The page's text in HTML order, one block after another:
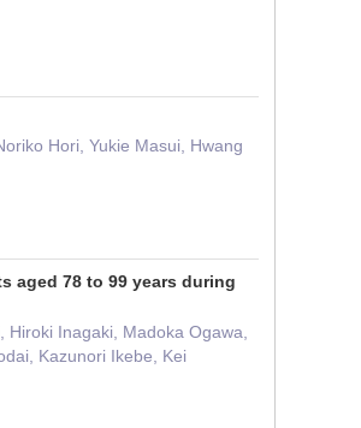
Hori, Yukie Masui, Hwang
aged 78 to 99 years during
Inagaki, Madoka Ogawa,
Kazunori Ikebe, Kei